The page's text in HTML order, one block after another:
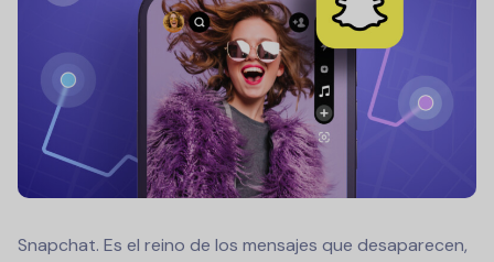
Snapchat. Es el reino de los mensajes que desaparecen,